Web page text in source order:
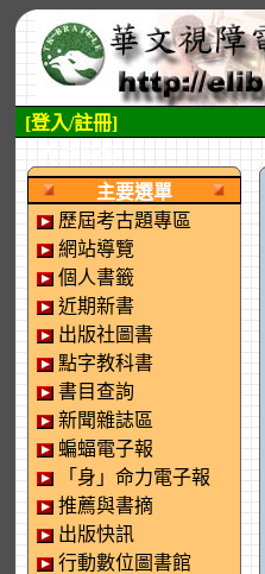
[登入/註冊]
主要選單
歷屆考古題專區
網站導覽
個人書籤
近期新書
出版社圖書
點字教科書
書目查詢
新聞雜誌區
蝙蝠電子報
「身」命力電子報
推薦與書摘
出版快訊
行動數位圖書館